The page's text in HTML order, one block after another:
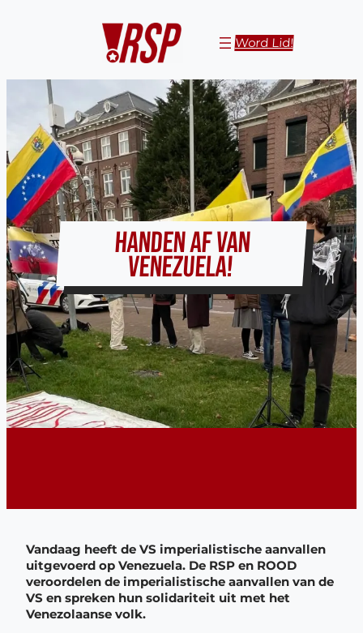
Word Lid!
HANDEN AF VAN
VENEZUELA!
Vandaag heeft de VS imperialistische aanvallen
uitgevoerd op Venezuela. De RSP en ROOD
veroordelen de imperialistische aanvallen van de
VS en spreken hun solidariteit uit met het
Venezolaanse volk.